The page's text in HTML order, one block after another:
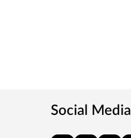
Social Media